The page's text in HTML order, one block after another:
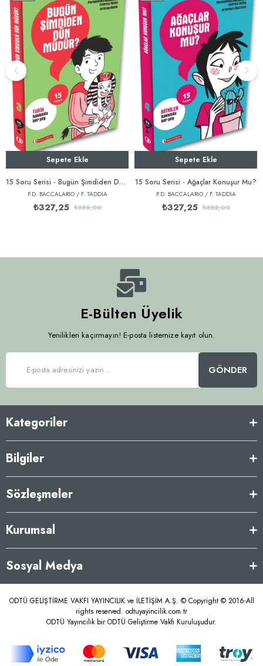
Sepete Ekle
15 Soru Serisi - Bugün Şimdiden Dün Müdür?
P.D. BACCALARIO / F. TADDIA
₺327,25 ₺385,00
Sepete Ekle
15 Soru Serisi - Ağaçlar Konuşur Mu?
P.D. BACCALARIO / F. TADDIA
₺327,25 ₺385,00
E-Bülten Üyelik
Yenilikleri kaçırmayın! E-posta listemize kayıt olun.
GÖNDER
Kategoriler
Bilgiler
Sözleşmeler
Kurumsal
Sosyal Medya
ODTÜ GELİŞTİRME VAKFI YAYINCILIK ve İLETİŞİM A.Ş. © Copyright © 2016-All
rights reserved. odtuyayincilik.com.tr
ODTÜ Yayıncılık bir ODTÜ Geliştirme Vakfı Kuruluşudur.